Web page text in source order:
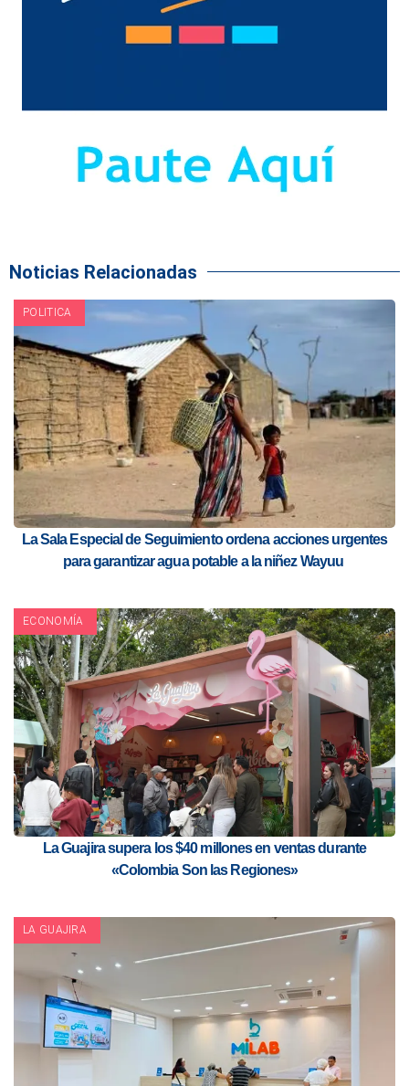
Noticias Relacionadas
POLITICA
La Sala Especial de Seguimiento ordena acciones urgentes
para garantizar agua potable a la niñez Wayuu
ECONOMÍA
La Guajira supera los $40 millones en ventas durante
«Colombia Son las Regiones»
LA GUAJIRA